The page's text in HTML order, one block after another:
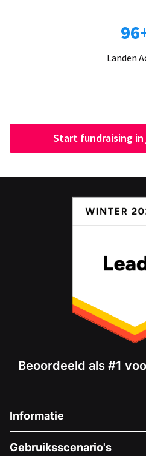
Landen
Start fundraising in
Beoordeeld als #1
Informatie
Gebruiksscenario's